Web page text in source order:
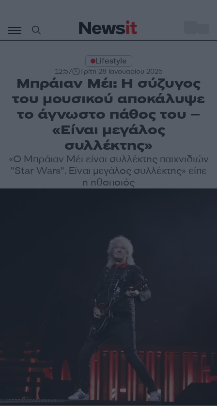
περιεχόμενο
Lifestyle
12:57 Τρίτη 28 Ιανουαρίου 2025
Μπράιαν Μέι: Η σύζυγoς
του μουσικού αποκάλυψε
το άγνωστο πάθος του –
«Είναι μεγάλος
συλλέκτης»
«Ο Μπράιαν Μέι είναι συλλέκτης παιχνιδιών
"Star Wars". Είναι μεγάλος συλλέκτης» είπε
η ηθοποιός